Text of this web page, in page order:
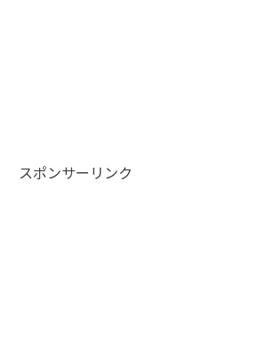
スポンサーリンク